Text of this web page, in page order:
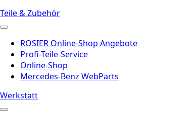
Teile & Zubehör
ROSIER Online-Shop Angebote
Profi-Teile-Service
Online-Shop
Mercedes-Benz WebParts
Werkstatt